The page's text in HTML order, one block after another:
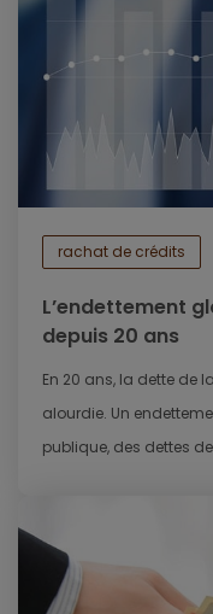
rachat de crédits
L’endettement
depuis 20 ans
En 20 ans, la dette de
alourdie. Un
publique, des dettes